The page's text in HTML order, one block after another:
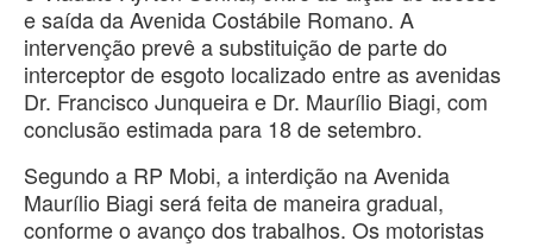
e saída da Avenida Costábile Romano. A
intervenção prevê a substituição de parte do
interceptor de esgoto localizado entre as avenidas
Dr. Francisco Junqueira e Dr. Maurílio Biagi, com
conclusão estimada para 18 de setembro.
Segundo a RP Mobi, a interdição na Avenida
Maurílio Biagi será feita de maneira gradual,
conforme o avanço dos trabalhos. Os motoristas